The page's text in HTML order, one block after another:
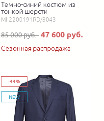
Темно-синий костюм из
тонкой шерсти
MI 2200191RD/8043
85 000 руб. 47 600 руб.
Сезонная распродажа
-44%
NEW